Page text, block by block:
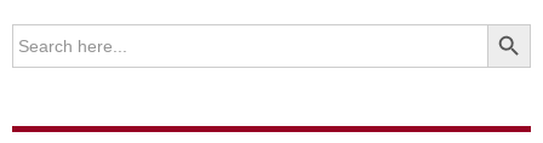
Search
for:
SEARCH